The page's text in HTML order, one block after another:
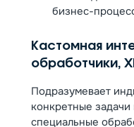
бизнес-
Кастомная
обработчики,
Подразумевает
конкретные
специальные